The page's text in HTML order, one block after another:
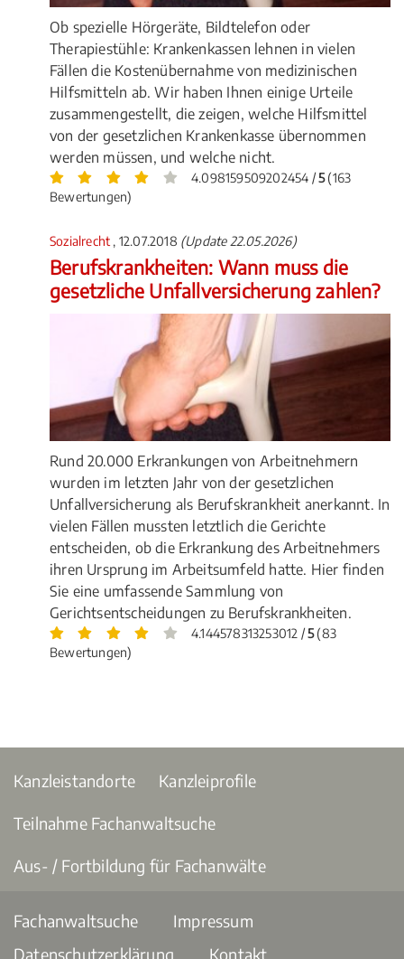
Ob spezielle Hörgeräte, Bildtelefon oder
Therapiestühle: Krankenkassen lehnen in vielen
Fällen die Kostenübernahme von medizinischen
Hilfsmitteln ab. Wir haben Ihnen einige Urteile
zusammengestellt, die zeigen, welche Hilfsmittel
von der gesetzlichen Krankenkasse übernommen
werden müssen, und welche nicht.
4.098159509202454 /5(163
Bewertungen)
Sozialrecht , 12.07.2018 (Update 22.05.2026)
Berufskrankheiten: Wann muss die
gesetzliche Unfallversicherung zahlen?
Rund 20.000 Erkrankungen von Arbeitnehmern
wurden im letzten Jahr von der gesetzlichen
Unfallversicherung als Berufskrankheit anerkannt. In
vielen Fällen mussten letztlich die Gerichte
entscheiden, ob die Erkrankung des Arbeitnehmers
ihren Ursprung im Arbeitsumfeld hatte. Hier finden
Sie eine umfassende Sammlung von
Gerichtsentscheidungen zu Berufskrankheiten.
4.144578313253012 /5(83
Bewertungen)
Kanzleistandorte Kanzleiprofile
Teilnahme Fachanwaltsuche
Aus- / Fortbildung für Fachanwälte
Fachanwaltsuche
Impressum
Datenschutzerklärung
Kontakt